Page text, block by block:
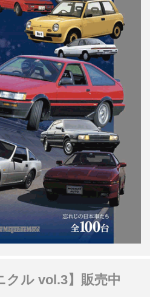
クル vol.3】販売中